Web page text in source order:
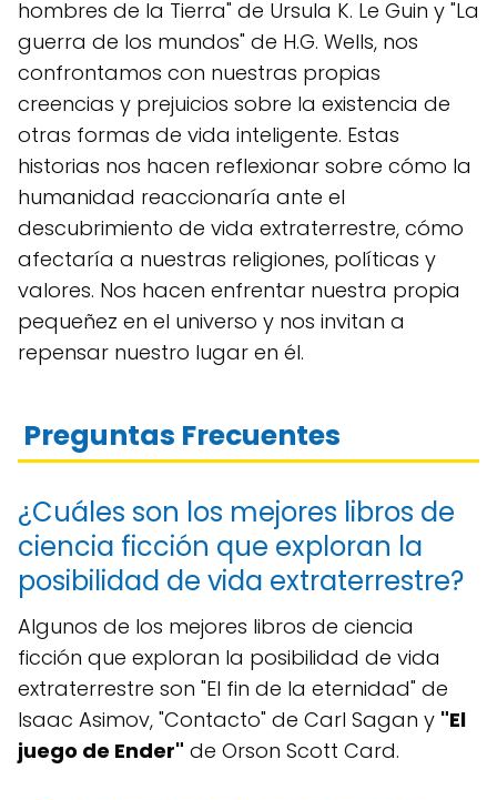
hombres de la Tierra" de Ursula K. Le Guin y "La
guerra de los mundos" de H.G. Wells, nos
confrontamos con nuestras propias
creencias y prejuicios sobre la existencia de
otras formas de vida inteligente. Estas
historias nos hacen reflexionar sobre cómo la
humanidad reaccionaría ante el
descubrimiento de vida extraterrestre, cómo
afectaría a nuestras religiones, políticas y
valores. Nos hacen enfrentar nuestra propia
pequeñez en el universo y nos invitan a
repensar nuestro lugar en él.
Preguntas Frecuentes
¿Cuáles son los mejores libros de
ciencia ficción que exploran la
posibilidad de vida extraterrestre?
Algunos de los mejores libros de ciencia
ficción que exploran la posibilidad de vida
extraterrestre son "El fin de la eternidad" de
Isaac Asimov, "Contacto" de Carl Sagan y "El
juego de Ender" de Orson Scott Card.